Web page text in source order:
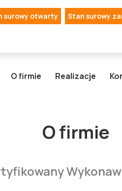
surowy otwarty Stan surowy
O firmie Realizacje
O firmie